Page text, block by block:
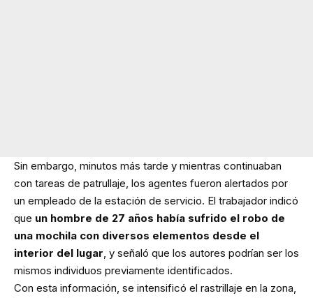
Sin embargo, minutos más tarde y mientras continuaban
con tareas de patrullaje, los agentes fueron alertados por
un empleado de la estación de servicio. El trabajador indicó
que un hombre de 27 años había sufrido el robo de
una mochila con diversos elementos desde el
interior del lugar, y señaló que los autores podrían ser los
mismos individuos previamente identificados.
Con esta información, se intensificó el rastrillaje en la zona,